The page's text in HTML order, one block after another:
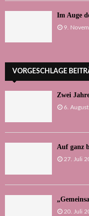
Im Auge
9.
VORGESCHLAGE
Zwei
6.
Auf ganz
27. Juli
20. Juli